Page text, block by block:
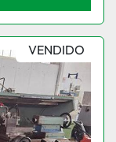
VENDIDO